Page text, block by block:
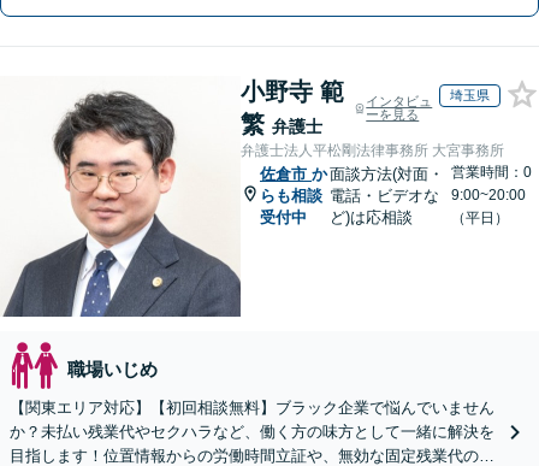
小野寺 範
繁 弁護士
インタビュ
ーを見る
埼玉県
弁護士法人平松剛法律事務所 大宮事務所
佐倉市 か
らも相談
受付中
面談方法(対面・
電話・ビデオな
ど)は応相談
営業時間：0
9:00~20:00
（平日）
職場いじめ
【関東エリア対応】【初回相談無料】ブラック企業で悩んでいません
か？未払い残業代やセクハラなど、働く方の味方として一緒に解決を
目指します！位置情報からの労働時間立証や、無効な固定残業代の調